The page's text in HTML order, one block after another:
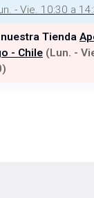
- Vie. 10:30 a
Tienda
- Chile (Lun. -
)